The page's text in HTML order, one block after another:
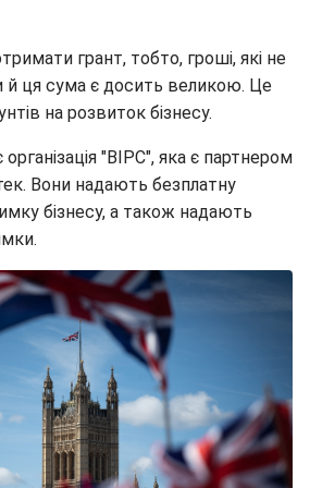
грант, тобто, гроші, які не
й ця сума є досить великою. Це
на розвиток бізнесу.
організація "ВІРС", яка є партнером
Вони надають безплатну
бізнесу, а також надають